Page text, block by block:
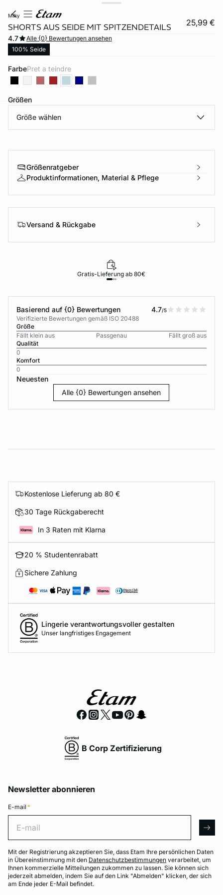
milky
SHORTS AUS SEIDE MIT SPITZENDETAILS 25,99 €
4.7
Alle {0} Bewertungen ansehen
100% Seide
Farbe pret a teindre
Größen
Größe wählen
Größenratgeber
Produktinformationen, Material & Pflege
Versand & Rückgabe
Gratis-Lieferung ab 80€
Basierend auf {0} Bewertungen 4.7/5
Verifizierte Bewertungen gemäß ISO 20488
Größe
Fällt klein aus
Passgenau
Fällt groß aus
Qualität
0
Komfort
0
Neuesten
Alle {0} Bewertungen ansehen
Kostenlose Lieferung ab 80 €
30 Tage Rückgaberecht
In 3 Raten mit Klarna
20 % Studentenrabatt
Sichere Zahlung
Lingerie verantwortungsvoller gestalten
Unser langfristiges Engagement
B Corp Zertifizierung
Newsletter abonnieren
E-mail *
Mit der Registrierung akzeptieren Sie, dass Etam Ihre persönlichen Daten
in Übereinstimmung mit den Datenschutzbestimmungen verarbeitet, um
Ihnen kommerzielle Mitteilungen zukommen zu lassen. Sie können sich
jederzeit abmelden, indem Sie auf den Link "Abmelden" klicken, der sich
am Ende jeder E-Mail befindet.